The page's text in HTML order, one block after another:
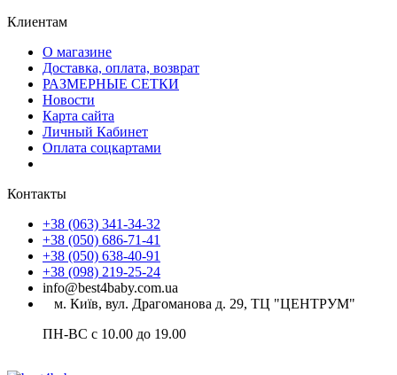
Клиентам
О магазине
Доставка, оплата, возврат
РАЗМЕРНЫЕ СЕТКИ
Новости
Карта сайта
Личный Кабинет
Оплата соцкартами
Контакты
+38 (063) 341-34-32
+38 (050) 686-71-41
+38 (050) 638-40-91
+38 (098) 219-25-24
info@best4baby.com.ua
м. Київ, вул. Драгоманова д. 29, ТЦ "ЦЕНТРУМ"
ПН-ВС с 10.00 до 19.00